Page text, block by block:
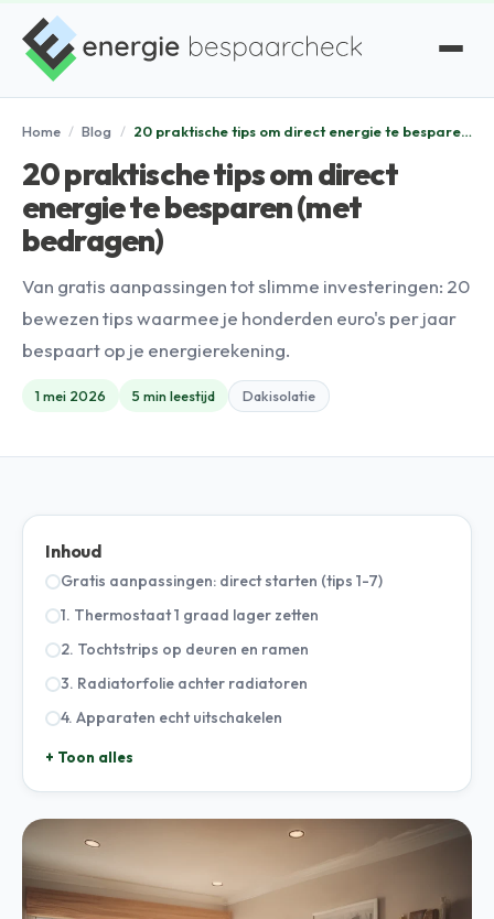
Home / Blog / 20 praktische tips om direct energie te besparen (met bedragen)
20 praktische tips om direct
energie te besparen (met
bedragen)
Van gratis aanpassingen tot slimme investeringen: 20
bewezen tips waarmee je honderden euro's per jaar
bespaart op je energierekening.
1 mei 2026 5 min leestijd Dakisolatie
Inhoud
Gratis aanpassingen: direct starten (tips 1-7)
1. Thermostaat 1 graad lager zetten
2. Tochtstrips op deuren en ramen
3. Radiatorfolie achter radiatoren
4. Apparaten echt uitschakelen
+ Toon alles